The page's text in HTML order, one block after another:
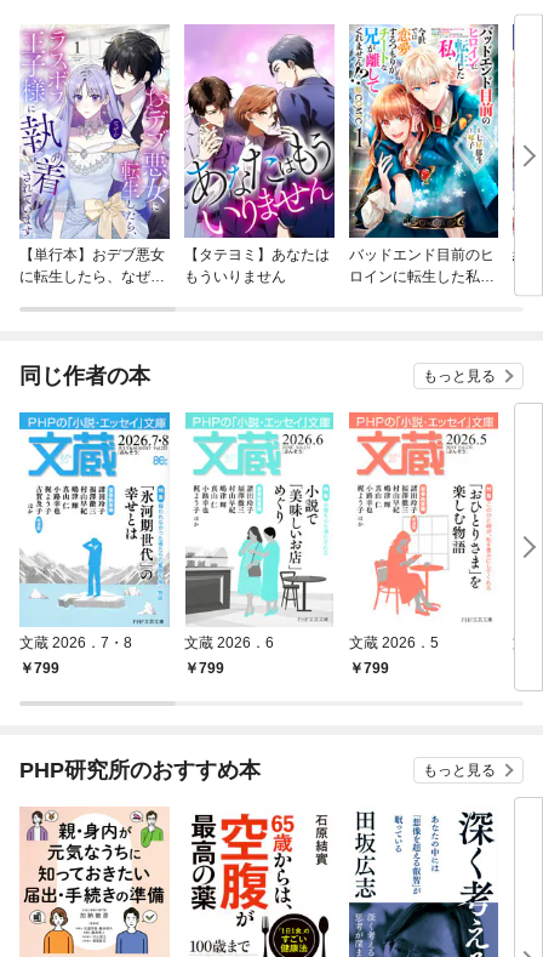
【単行本】おデブ悪女
に転生したら、なぜか
【タテヨミ】あなたは
もういりません
バッドエンド目前のヒ
ロインに転生した私、
結
同じ作者の本 もっと見る
文蔵 2026．7・8
799
文蔵 2026．6
799
文蔵 2026．5
799
文
PHP研究所のおすすめ本 もっと見る